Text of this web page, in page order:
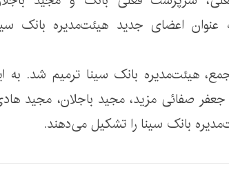
اعضای جدید هیئت‌مدیره بانک
هیئت‌مدیره بانک سینا ترمیم شد. به
جعفر صفائی مزید، مجید باجلان، مجید
بانک سینا را تشکیل می‌دهند.